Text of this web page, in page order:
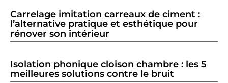
Carrelage imitation carreaux de ciment :
l’alternative pratique et esthétique pour
rénover son intérieur
Isolation phonique cloison chambre : les 5
meilleures solutions contre le bruit